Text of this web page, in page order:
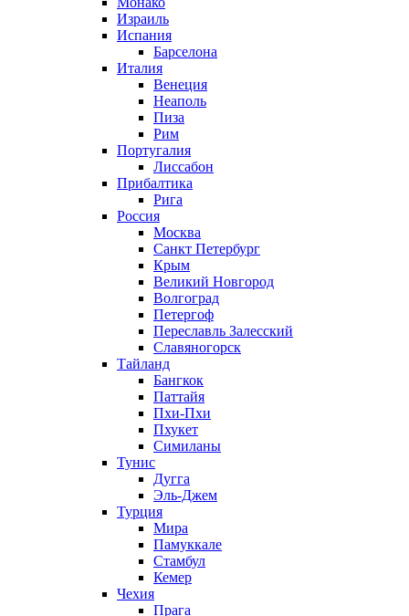
Израиль
Испания
Барселона
Италия
Венеция
Неаполь
Пиза
Рим
Португалия
Лиссабон
Прибалтика
Рига
Россия
Москва
Санкт Петербург
Крым
Великий Новгород
Волгоград
Петергоф
Переславль Залесский
Славяногорск
Тайланд
Бангкок
Паттайя
Пхи-Пхи
Пхукет
Симиланы
Тунис
Дугга
Эль-Джем
Турция
Мира
Памуккале
Стамбул
Кемер
Чехия
Прага